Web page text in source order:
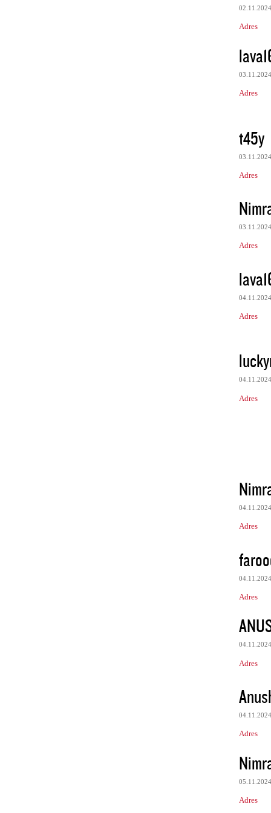
02.11.2024
Adres
03.11.2024
Adres
t45y
03.11.2024
Adres
03.11.2024
Adres
04.11.2024
Adres
04.11.2024
Adres
04.11.2024
Adres
04.11.2024
Adres
04.11.2024
Adres
04.11.2024
Adres
05.11.2024
Adres